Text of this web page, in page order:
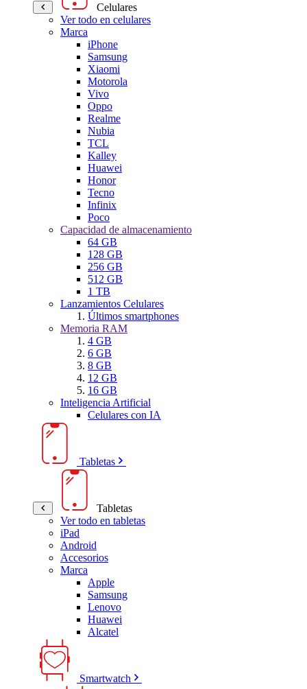
Celulares
Ver todo en celulares
Marca
iPhone
Samsung
Xiaomi
Motorola
Vivo
Oppo
Realme
Nubia
TCL
Kalley
Huawei
Honor
Tecno
Infinix
Poco
Capacidad de almacenamiento
64 GB
128 GB
256 GB
512 GB
1 TB
Lanzamientos Celulares
Últimos smartphones
Memoria RAM
4 GB
6 GB
8 GB
12 GB
16 GB
Inteligencia Artificial
Celulares con IA
Tabletas
Tabletas
Ver todo en tabletas
iPad
Android
Accesorios
Marca
Apple
Samsung
Lenovo
Huawei
Alcatel
Smartwatch